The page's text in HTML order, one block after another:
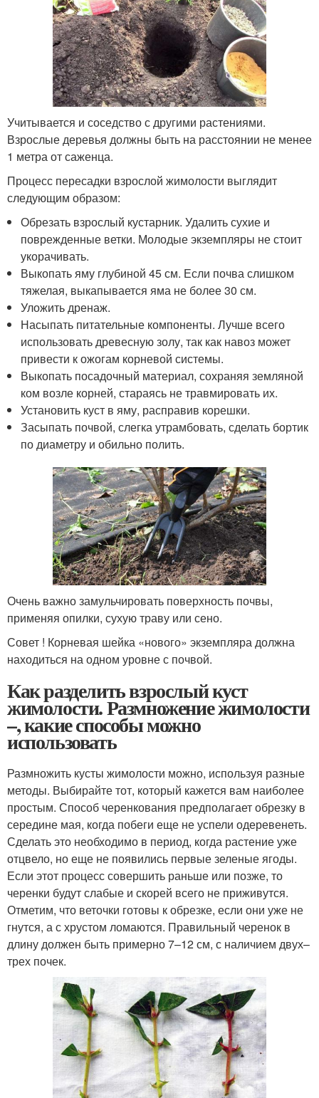
Учитывается и соседство с другими растениями.
Взрослые деревья должны быть на расстоянии не менее
1 метра от саженца.
Процесс пересадки взрослой жимолости выглядит
следующим образом:
Обрезать взрослый кустарник. Удалить сухие и
поврежденные ветки. Молодые экземпляры не стоит
укорачивать.
Выкопать яму глубиной 45 см. Если почва слишком
тяжелая, выкапывается яма не более 30 см.
Уложить дренаж.
Насыпать питательные компоненты. Лучше всего
использовать древесную золу, так как навоз может
привести к ожогам корневой системы.
Выкопать посадочный материал, сохраняя земляной
ком возле корней, стараясь не травмировать их.
Установить куст в яму, расправив корешки.
Засыпать почвой, слегка утрамбовать, сделать бортик
по диаметру и обильно полить.
Очень важно замульчировать поверхность почвы,
применяя опилки, сухую траву или сено.
Совет ! Корневая шейка «нового» экземпляра должна
находиться на одном уровне с почвой.
Как разделить взрослый куст
жимолости. Размножение жимолости
–, какие способы можно
использовать
Размножить кусты жимолости можно, используя разные
методы. Выбирайте тот, который кажется вам наиболее
простым. Способ черенкования предполагает обрезку в
середине мая, когда побеги еще не успели одеревенеть.
Сделать это необходимо в период, когда растение уже
отцвело, но еще не появились первые зеленые ягоды.
Если этот процесс совершить раньше или позже, то
черенки будут слабые и скорей всего не приживутся.
Отметим, что веточки готовы к обрезке, если они уже не
гнутся, а с хрустом ломаются. Правильный черенок в
длину должен быть примерно 7–12 см, с наличием двух–
трех почек.